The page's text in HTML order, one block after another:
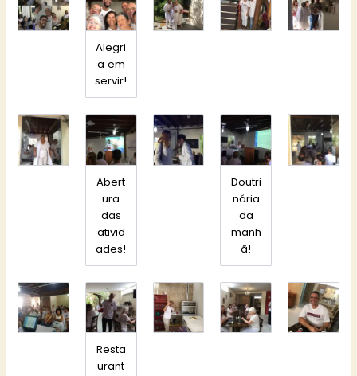
Alegri
a em
servir!
Abert
ura
das
ativid
ades!
Doutri
nária
da
manh
ã!
Resta
urant